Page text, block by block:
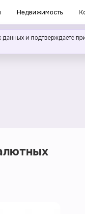
Недвижимость
данных и подтверждаете